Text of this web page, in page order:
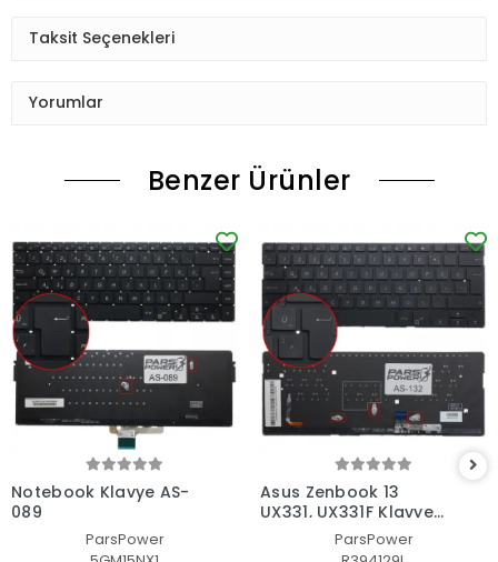
Taksit Seçenekleri
Yorumlar
Benzer Ürünler
Notebook Klavye AS-
089
ParsPower
Asus Zenbook 13
UX331, UX331F Klavye
Işıklı (Siyah TR)
ParsPower